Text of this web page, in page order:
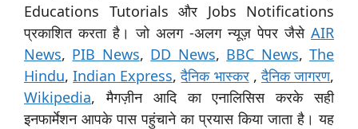
Educations Tutorials और Jobs Notifications
प्रकाशित करता है। जो अलग -अलग न्यूज़ पेपर जैसे AIR
News, PIB News, DD News, BBC News,The
Hindu,Indian Express,दैनिक भास्कर,दैनिक जागरण,
Wikipedia, मैगज़ीन आदि का एनालिसिस करके सही
इनफार्मेशन आपके पास पहुंचाने का प्रयास किया जाता है। यह